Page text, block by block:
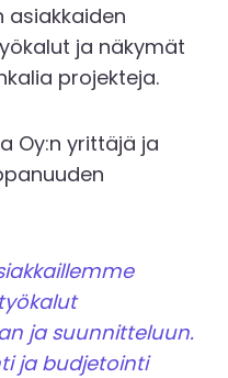
ja näkymät
projekteja.
Oy:n yrittäjä ja
ja suunnitteluun.
ja budjetointi